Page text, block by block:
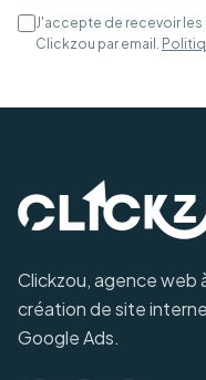
J'accepte de recevoir
Clickzou par email.
Clickzou, agence web
création de site
Google Ads.